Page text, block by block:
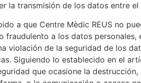
la transmisión de los datos entre
a que Centre Mèdic REUS no
fraudulento a los datos
violación de la seguridad de los
Siguiendo lo establecido en el
que ocasione la